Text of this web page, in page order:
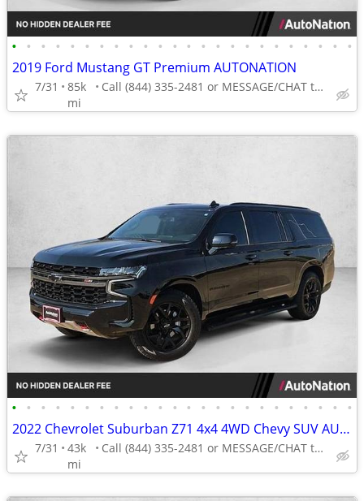
• • • • • • • • • • • • • • • • • • • • • • • •
2019 Ford Mustang GT Premium AUTONATION
7/31
85k
mi
Call (844) 335-2481 or MESSAGE/CHAT to confirm availability
• • • • • • • • • • • • • • • • • • • • • • • •
2022 Chevrolet Suburban Z71 4x4 4WD Chevy SUV AUTONATION
7/31
43k
mi
Call (844) 335-2481 or MESSAGE/CHAT to confirm availability